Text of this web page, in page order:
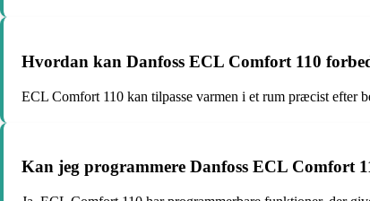
Hvordan kan Danfoss ECL Comfort 110
ECL Comfort 110 kan tilpasse varmen i et rum præcist efter
Kan jeg programmere Danfoss ECL Comfort